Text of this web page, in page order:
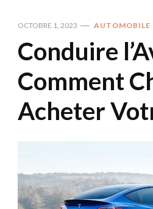
OCTOBRE 1, 2023 AUTOMOBILE
Conduire
Comment
Acheter